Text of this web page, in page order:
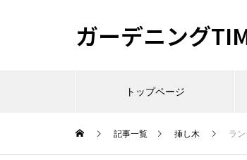
ガーデニング
トップページ
記事一覧 挿し木 ラ